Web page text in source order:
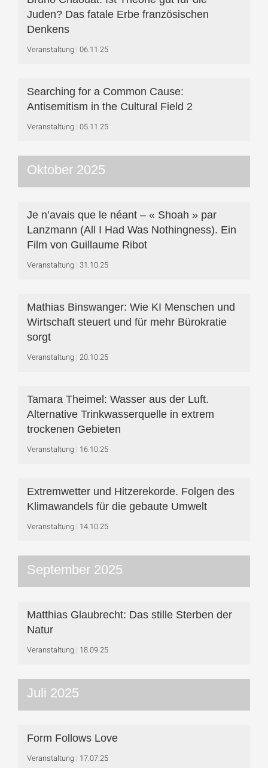
Juden? Das fatale Erbe französischen
Denkens
Veranstaltung 06.11.25
Searching for a Common Cause:
Antisemitism in the Cultural Field 2
Veranstaltung 05.11.25
Oktober 2025
Je n’avais que le néant – « Shoah » par
Lanzmann (All I Had Was Nothingness). Ein
Film von Guillaume Ribot
Veranstaltung 31.10.25
Mathias Binswanger: Wie KI Menschen und
Wirtschaft steuert und für mehr Bürokratie
sorgt
Veranstaltung 20.10.25
Tamara Theimel: Wasser aus der Luft.
Alternative Trinkwasserquelle in extrem
trockenen Gebieten
Veranstaltung 16.10.25
Extremwetter und Hitzerekorde. Folgen des
Klimawandels für die gebaute Umwelt
Veranstaltung 14.10.25
September 2025
Matthias Glaubrecht: Das stille Sterben der
Natur
Veranstaltung 18.09.25
Juli 2025
Form Follows Love
Veranstaltung 17.07.25